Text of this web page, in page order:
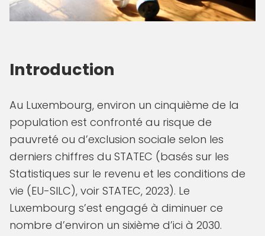
Introduction
Au Luxembourg, environ un cinquième de la
population est confronté au risque de
pauvreté ou d’exclusion sociale selon les
derniers chiffres du STATEC (basés sur les
Statistiques sur le revenu et les conditions de
vie (EU-SILC), voir STATEC, 2023). Le
Luxembourg s’est engagé à diminuer ce
nombre d’environ un sixième d’ici à 2030.